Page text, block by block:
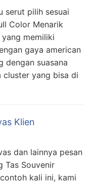
serut pilih sesuai
Color Menarik
yang memiliki
gaya american
dengan suasana
cluster yang bisa di
Klien
dan lainnya pesan
Tas Souvenir
kali ini, kami